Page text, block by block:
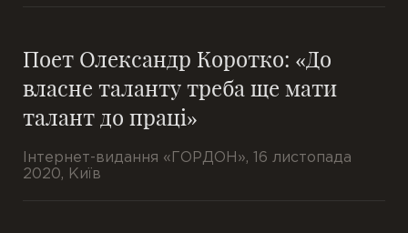
Поет Олександр Коротко: «До
власне таланту треба ще мати
талант до праці»
Інтернет-видання «ГОРДОН», 16 листопада
2020, Київ